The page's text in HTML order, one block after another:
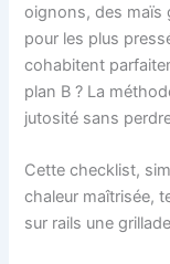
oignons, des maïs
pour les plus
cohabitent
plan B ? La
jutosité sans
Cette checklist,
chaleur maîtrisée,
sur rails une